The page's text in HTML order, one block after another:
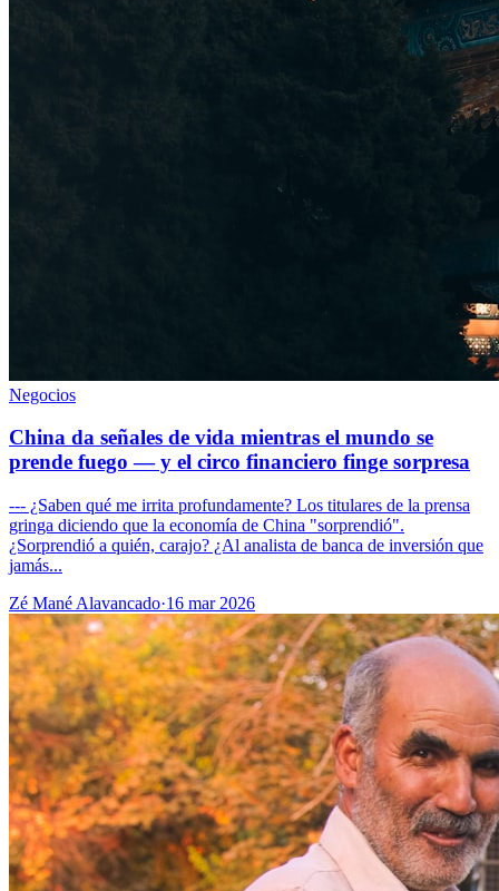
Negocios
China da señales de vida mientras el mundo se
prende fuego — y el circo financiero finge sorpresa
--- ¿Saben qué me irrita profundamente? Los titulares de la prensa
gringa diciendo que la economía de China "sorprendió".
¿Sorprendió a quién, carajo? ¿Al analista de banca de inversión que
jamás...
Zé Mané Alavancado·16 mar 2026